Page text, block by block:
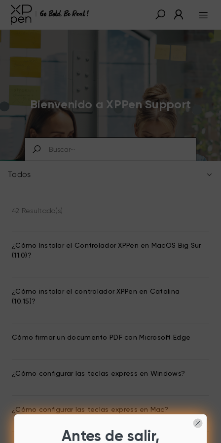
Bienvenido a XPPen Support
Todos
42 Resultado(s)
¿Cómo Instalar el Controlador XPPen en MacOS Big Sur
(11.0)?
¿Cómo instalar el controlador XPPen en Catalina
(10.15)?
Cómo firmar un documento PDF con Microsoft Edge
¿Cómo configurar las teclas express en Windows?
¿Cómo configurar las teclas express en Mac?
Antes de salir,